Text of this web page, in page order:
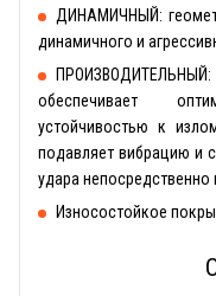
ДИНАМИЧНЫЙ:
динамичного и
ПРОИЗВОДИТЕЛЬНЫЙ:
обеспечивает
устойчивостью к
подавляет вибрацию и
удара непосредственно
Износостойкое